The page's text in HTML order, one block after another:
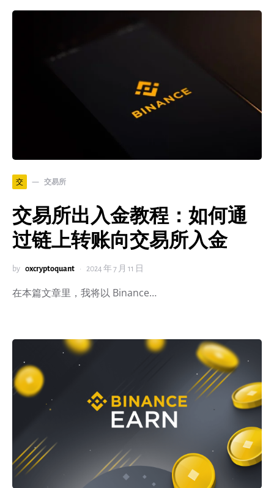
交 交易所
交易所出入金教程：如何通
过链上转账向交易所入金
by 0xcryptoquant 2024 年 7 月 11 日
在本篇文章里，我将以 Binance…